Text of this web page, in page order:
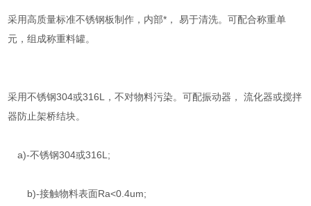
采用高质量标准不锈钢板制作，内部*， 易于清洗。可配合称重单
元，组成称重料罐。
采用不锈钢304或316L，不对物料污染。可配振动器， 流化器或搅拌
器防止架桥结块。
a)-不锈钢304或316L;
b)-接触物料表面Ra<0.4um;